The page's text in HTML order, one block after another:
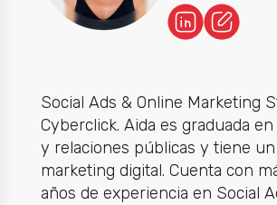
Social Ads & Online Marketing
Cyberclick. Aida es graduada
y relaciones públicas y tiene
marketing digital. Cuenta con
años de experiencia en Social